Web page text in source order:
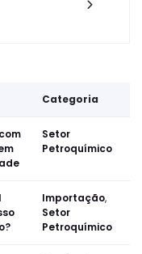
Categoria
Setor
Petroquímico
Importação,
Setor
Petroquímico